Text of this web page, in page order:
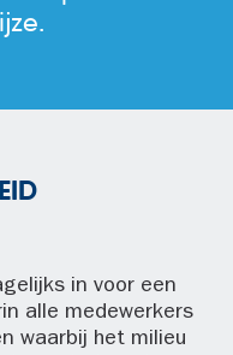
in voor een
alle medewerkers
waarbij het milieu